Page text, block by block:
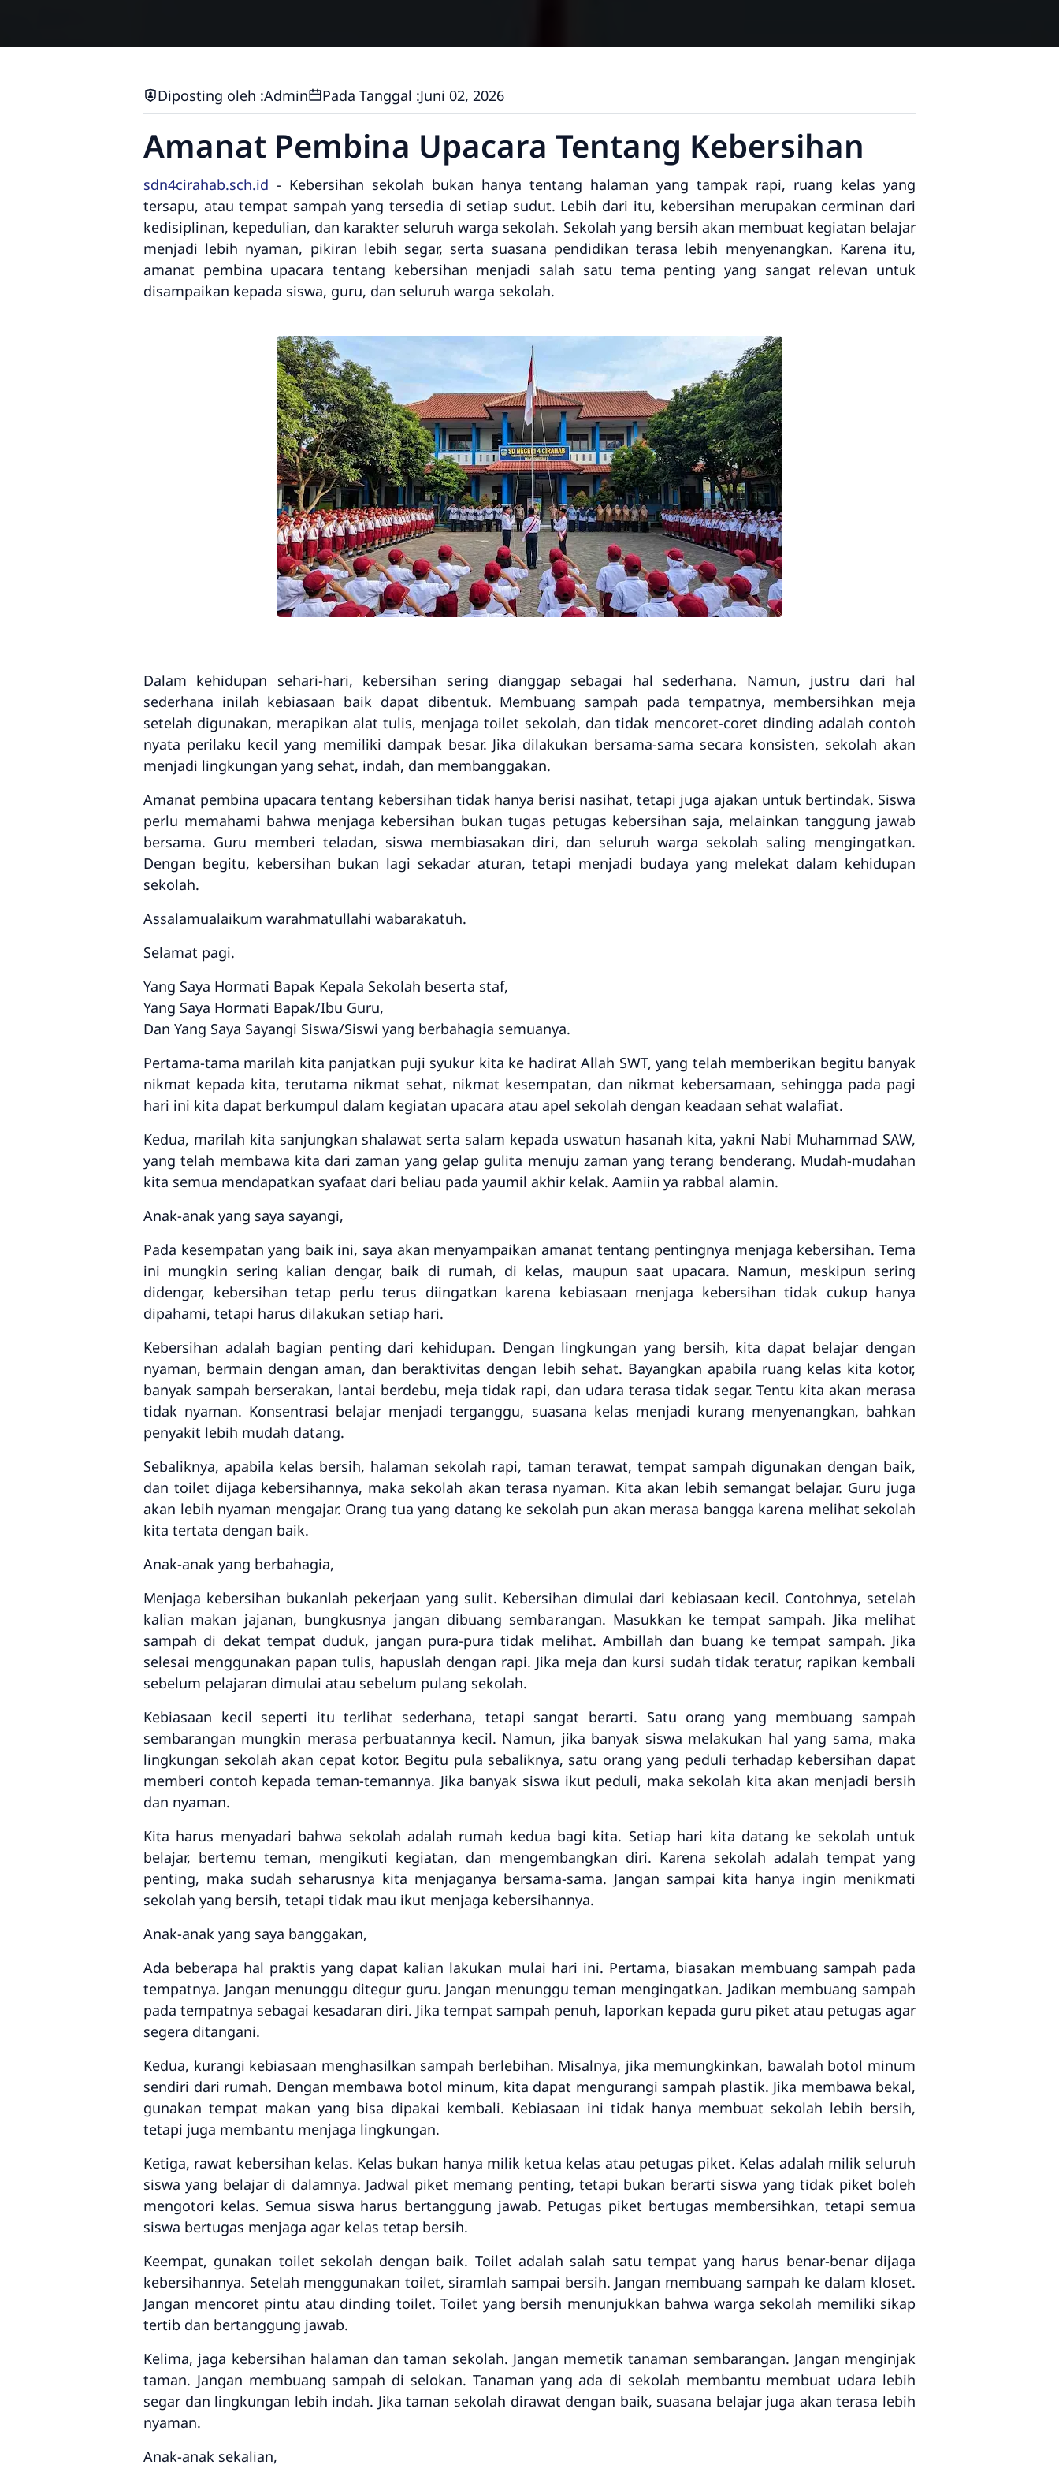
Diposting oleh :Admin Pada Tanggal :Juni 02, 2026
Amanat Pembina Upacara Tentang Kebersihan
sdn4cirahab.sch.id - Kebersihan sekolah bukan hanya tentang halaman yang tampak rapi, ruang kelas yang
tersapu, atau tempat sampah yang tersedia di setiap sudut. Lebih dari itu, kebersihan merupakan cerminan dari
kedisiplinan, kepedulian, dan karakter seluruh warga sekolah. Sekolah yang bersih akan membuat kegiatan belajar
menjadi lebih nyaman, pikiran lebih segar, serta suasana pendidikan terasa lebih menyenangkan. Karena itu,
amanat pembina upacara tentang kebersihan menjadi salah satu tema penting yang sangat relevan untuk
disampaikan kepada siswa, guru, dan seluruh warga sekolah.
Dalam kehidupan sehari-hari, kebersihan sering dianggap sebagai hal sederhana. Namun, justru dari hal
sederhana inilah kebiasaan baik dapat dibentuk. Membuang sampah pada tempatnya, membersihkan meja
setelah digunakan, merapikan alat tulis, menjaga toilet sekolah, dan tidak mencoret-coret dinding adalah contoh
nyata perilaku kecil yang memiliki dampak besar. Jika dilakukan bersama-sama secara konsisten, sekolah akan
menjadi lingkungan yang sehat, indah, dan membanggakan.
Amanat pembina upacara tentang kebersihan tidak hanya berisi nasihat, tetapi juga ajakan untuk bertindak. Siswa
perlu memahami bahwa menjaga kebersihan bukan tugas petugas kebersihan saja, melainkan tanggung jawab
bersama. Guru memberi teladan, siswa membiasakan diri, dan seluruh warga sekolah saling mengingatkan.
Dengan begitu, kebersihan bukan lagi sekadar aturan, tetapi menjadi budaya yang melekat dalam kehidupan
sekolah.
Assalamualaikum warahmatullahi wabarakatuh.
Selamat pagi.
Yang Saya Hormati Bapak Kepala Sekolah beserta staf,
Yang Saya Hormati Bapak/Ibu Guru,
Dan Yang Saya Sayangi Siswa/Siswi yang berbahagia semuanya.
Pertama-tama marilah kita panjatkan puji syukur kita ke hadirat Allah SWT, yang telah memberikan begitu banyak
nikmat kepada kita, terutama nikmat sehat, nikmat kesempatan, dan nikmat kebersamaan, sehingga pada pagi
hari ini kita dapat berkumpul dalam kegiatan upacara atau apel sekolah dengan keadaan sehat walafiat.
Kedua, marilah kita sanjungkan shalawat serta salam kepada uswatun hasanah kita, yakni Nabi Muhammad SAW,
yang telah membawa kita dari zaman yang gelap gulita menuju zaman yang terang benderang. Mudah-mudahan
kita semua mendapatkan syafaat dari beliau pada yaumil akhir kelak. Aamiin ya rabbal alamin.
Anak-anak yang saya sayangi,
Pada kesempatan yang baik ini, saya akan menyampaikan amanat tentang pentingnya menjaga kebersihan. Tema
ini mungkin sering kalian dengar, baik di rumah, di kelas, maupun saat upacara. Namun, meskipun sering
didengar, kebersihan tetap perlu terus diingatkan karena kebiasaan menjaga kebersihan tidak cukup hanya
dipahami, tetapi harus dilakukan setiap hari.
Kebersihan adalah bagian penting dari kehidupan. Dengan lingkungan yang bersih, kita dapat belajar dengan
nyaman, bermain dengan aman, dan beraktivitas dengan lebih sehat. Bayangkan apabila ruang kelas kita kotor,
banyak sampah berserakan, lantai berdebu, meja tidak rapi, dan udara terasa tidak segar. Tentu kita akan merasa
tidak nyaman. Konsentrasi belajar menjadi terganggu, suasana kelas menjadi kurang menyenangkan, bahkan
penyakit lebih mudah datang.
Sebaliknya, apabila kelas bersih, halaman sekolah rapi, taman terawat, tempat sampah digunakan dengan baik,
dan toilet dijaga kebersihannya, maka sekolah akan terasa nyaman. Kita akan lebih semangat belajar. Guru juga
akan lebih nyaman mengajar. Orang tua yang datang ke sekolah pun akan merasa bangga karena melihat sekolah
kita tertata dengan baik.
Anak-anak yang berbahagia,
Menjaga kebersihan bukanlah pekerjaan yang sulit. Kebersihan dimulai dari kebiasaan kecil. Contohnya, setelah
kalian makan jajanan, bungkusnya jangan dibuang sembarangan. Masukkan ke tempat sampah. Jika melihat
sampah di dekat tempat duduk, jangan pura-pura tidak melihat. Ambillah dan buang ke tempat sampah. Jika
selesai menggunakan papan tulis, hapuslah dengan rapi. Jika meja dan kursi sudah tidak teratur, rapikan kembali
sebelum pelajaran dimulai atau sebelum pulang sekolah.
Kebiasaan kecil seperti itu terlihat sederhana, tetapi sangat berarti. Satu orang yang membuang sampah
sembarangan mungkin merasa perbuatannya kecil. Namun, jika banyak siswa melakukan hal yang sama, maka
lingkungan sekolah akan cepat kotor. Begitu pula sebaliknya, satu orang yang peduli terhadap kebersihan dapat
memberi contoh kepada teman-temannya. Jika banyak siswa ikut peduli, maka sekolah kita akan menjadi bersih
dan nyaman.
Kita harus menyadari bahwa sekolah adalah rumah kedua bagi kita. Setiap hari kita datang ke sekolah untuk
belajar, bertemu teman, mengikuti kegiatan, dan mengembangkan diri. Karena sekolah adalah tempat yang
penting, maka sudah seharusnya kita menjaganya bersama-sama. Jangan sampai kita hanya ingin menikmati
sekolah yang bersih, tetapi tidak mau ikut menjaga kebersihannya.
Anak-anak yang saya banggakan,
Ada beberapa hal praktis yang dapat kalian lakukan mulai hari ini. Pertama, biasakan membuang sampah pada
tempatnya. Jangan menunggu ditegur guru. Jangan menunggu teman mengingatkan. Jadikan membuang sampah
pada tempatnya sebagai kesadaran diri. Jika tempat sampah penuh, laporkan kepada guru piket atau petugas agar
segera ditangani.
Kedua, kurangi kebiasaan menghasilkan sampah berlebihan. Misalnya, jika memungkinkan, bawalah botol minum
sendiri dari rumah. Dengan membawa botol minum, kita dapat mengurangi sampah plastik. Jika membawa bekal,
gunakan tempat makan yang bisa dipakai kembali. Kebiasaan ini tidak hanya membuat sekolah lebih bersih,
tetapi juga membantu menjaga lingkungan.
Ketiga, rawat kebersihan kelas. Kelas bukan hanya milik ketua kelas atau petugas piket. Kelas adalah milik seluruh
siswa yang belajar di dalamnya. Jadwal piket memang penting, tetapi bukan berarti siswa yang tidak piket boleh
mengotori kelas. Semua siswa harus bertanggung jawab. Petugas piket bertugas membersihkan, tetapi semua
siswa bertugas menjaga agar kelas tetap bersih.
Keempat, gunakan toilet sekolah dengan baik. Toilet adalah salah satu tempat yang harus benar-benar dijaga
kebersihannya. Setelah menggunakan toilet, siramlah sampai bersih. Jangan membuang sampah ke dalam kloset.
Jangan mencoret pintu atau dinding toilet. Toilet yang bersih menunjukkan bahwa warga sekolah memiliki sikap
tertib dan bertanggung jawab.
Kelima, jaga kebersihan halaman dan taman sekolah. Jangan memetik tanaman sembarangan. Jangan menginjak
taman. Jangan membuang sampah di selokan. Tanaman yang ada di sekolah membantu membuat udara lebih
segar dan lingkungan lebih indah. Jika taman sekolah dirawat dengan baik, suasana belajar juga akan terasa lebih
nyaman.
Anak-anak sekalian,